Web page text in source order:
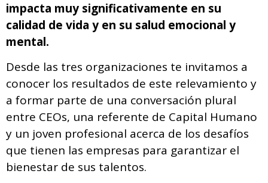
impacta muy significativamente en su
calidad de vida y en su salud emocional y
mental.
Desde las tres organizaciones te invitamos a
conocer los resultados de este relevamiento y
a formar parte de una conversación plural
entre CEOs, una referente de Capital Humano
y un joven profesional acerca de los desafíos
que tienen las empresas para garantizar el
bienestar de sus talentos.